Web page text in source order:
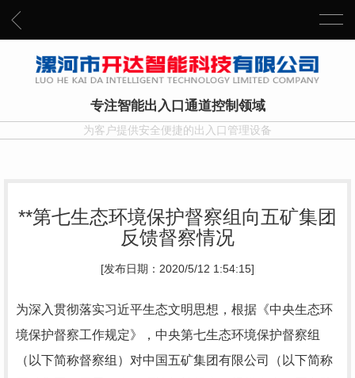
专注智能出入口通道控制领域
为客户提供安全便捷的出入口管理设备
**第七生态环境保护督察组向五矿集团
反馈督察情况
[发布日期：2020/5/12 1:54:15]
为深入贯彻落实习近平生态文明思想，根据《中央生态环
境保护督察工作规定》，中央第七生态环境保护督察组
（以下简称督察组）对中国五矿集团有限公司（以下简称